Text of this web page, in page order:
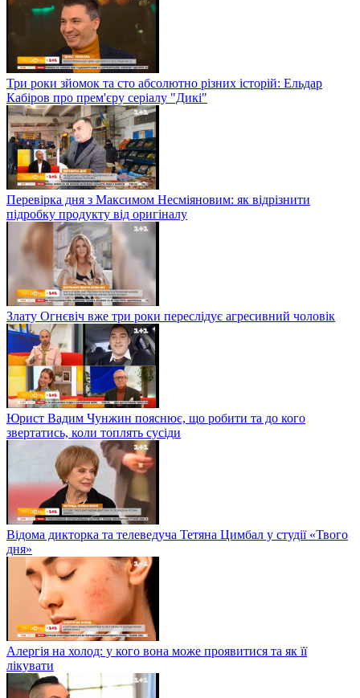
Три роки зйомок та сто абсолютно різних історій: Ельдар
Кабіров про прем'єру серіалу "Дикі"
Перевірка дня з Максимом Несміяновим: як відрізнити
підробку продукту від оригіналу
Злату Огнєвіч вже три роки переслідує агресивний чоловік
Юрист Вадим Чунжин пояснює, що робити та до кого
звертатись, коли топлять сусіди
Відома дикторка та телеведуча Тетяна Цимбал у студії «Твого
дня»
Алергія на холод: у кого вона може проявитися та як її
лікувати